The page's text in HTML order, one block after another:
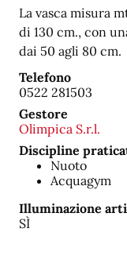
La vasca misura
di 130 cm., con
dai 50 agli 80 cm.
Telefono
0522 281503
Gestore
Olimpica S.r.l.
Discipline
Nuoto
Acquagym
Illuminazione
SÌ